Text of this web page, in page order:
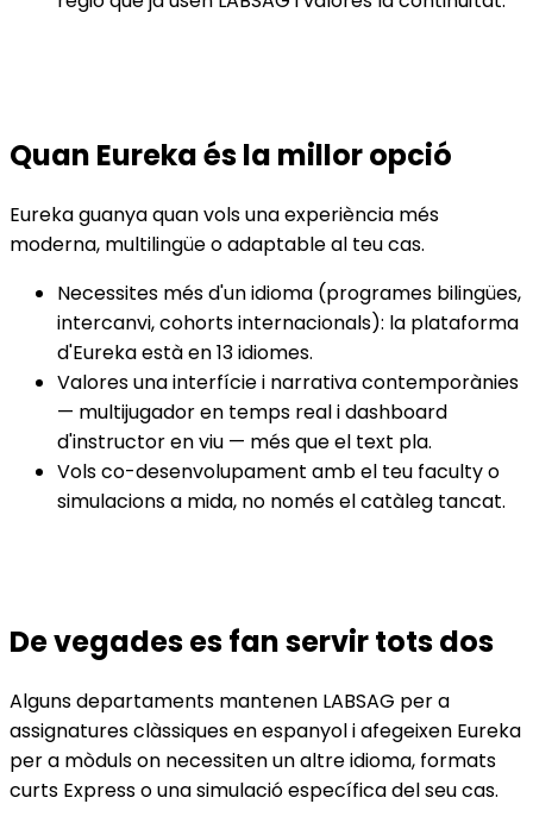
Quan Eureka és la millor opció
Eureka guanya quan vols una experiència més
moderna, multilingüe o adaptable al teu cas.
Necessites més d'un idioma (programes bilingües,
intercanvi, cohorts internacionals): la plataforma
d'Eureka està en 13 idiomes.
Valores una interfície i narrativa contemporànies
— multijugador en temps real i dashboard
d'instructor en viu — més que el text pla.
Vols co-desenvolupament amb el teu faculty o
simulacions a mida, no només el catàleg tancat.
De vegades es fan servir tots dos
Alguns departaments mantenen LABSAG per a
assignatures clàssiques en espanyol i afegeixen Eureka
per a mòduls on necessiten un altre idioma, formats
curts Express o una simulació específica del seu cas.